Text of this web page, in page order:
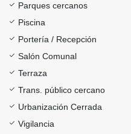
Parques cercanos
Piscina
Portería / Recepción
Salón Comunal
Terraza
Trans. público cercano
Urbanización Cerrada
Vigilancia